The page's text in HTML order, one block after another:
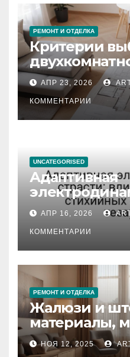
РЕМОНТ И ОТДЕЛКА
Критерии
планировка,
состояние и
АПР 23, 2026
КОММЕНТАРИИ
UNCATEGORISED
Адаптивная
влияние
стихийных
тезауруса
АПР 16, 2026
КОММЕНТАРИИ
РЕМОНТ И ОТДЕЛКА
Жалюзи и
материалы,
управления
НОЯ 12, 2025